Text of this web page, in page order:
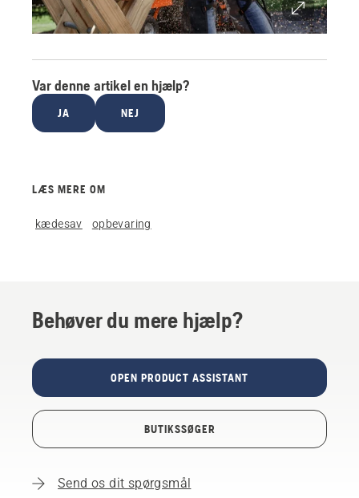
Var denne artikel en hjælp?
JA NEJ
LÆS MERE OM
kædesav opbevaring
Behøver du mere hjælp?
OPEN PRODUCT ASSISTANT
BUTIKSSØGER
Send os dit spørgsmål